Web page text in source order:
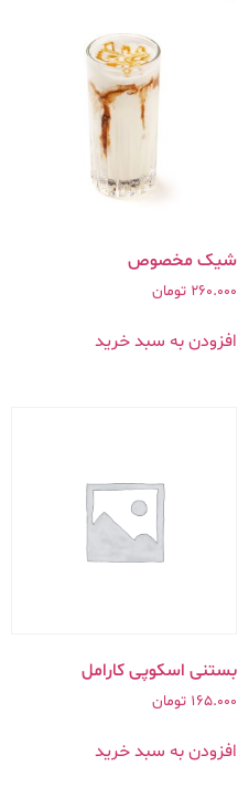
شیک مخصوص
260.000 تومان
افزودن به سبد خرید
بستنی اسکوپی کارامل
165.000 تومان
افزودن به سبد خرید